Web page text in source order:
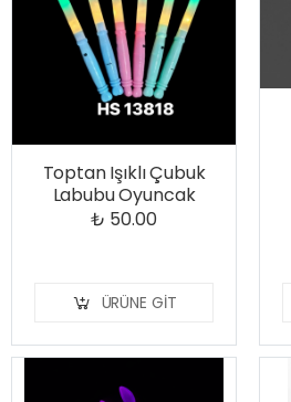
Toptan Işıklı Çubuk
Labubu Oyuncak
₺ 50.00
ÜRÜNE GIT